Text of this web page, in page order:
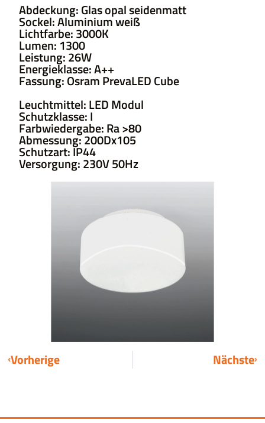
Abdeckung: Glas opal seidenmatt
Sockel: Aluminium weiß
Lichtfarbe: 3000K
Lumen: 1300
Leistung: 26W
Energieklasse: A++
Fassung: Osram PrevaLED Cube
Leuchtmittel: LED Modul
Schutzklasse: I
Farbwiedergabe: Ra >80
Abmessung: 200Dx105
Schutzart: IP44
Versorgung: 230V 50Hz
Vorherige Nächste